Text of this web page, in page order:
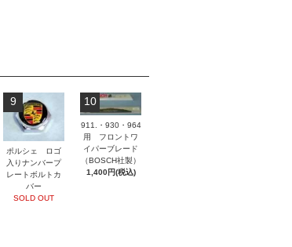
9
ポルシェ ロゴ
入りナンバープ
レートボルトカ
バー
SOLD OUT
10
911.・930・964
用 フロントワ
イパーブレード
（BOSCH社製）
1,400円(税込)